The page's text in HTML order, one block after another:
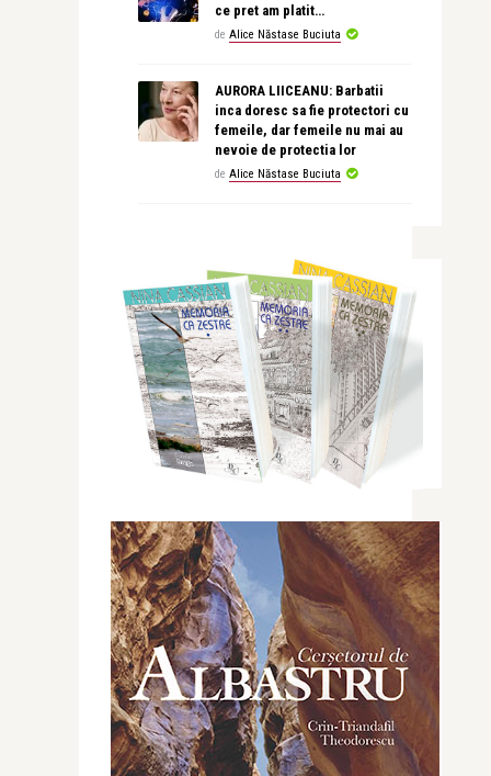
ce pret am platit…
de Alice Năstase Buciuta
AURORA LIICEANU: Barbatii
inca doresc sa fie protectori cu
femeile, dar femeile nu mai au
nevoie de protectia lor
de Alice Năstase Buciuta